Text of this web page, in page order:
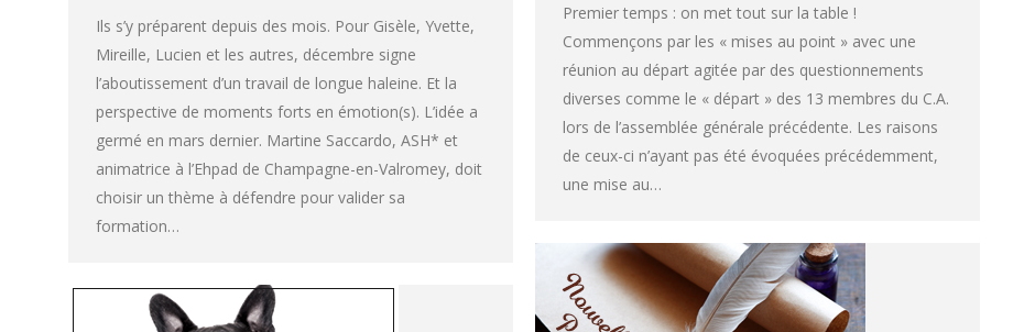
Ils s’y préparent depuis des mois. Pour Gisèle, Yvette,
Mireille, Lucien et les autres, décembre signe
l’aboutissement d’un travail de longue haleine. Et la
perspective de moments forts en émotion(s). L’idée a
germé en mars dernier. Martine Saccardo, ASH* et
animatrice à l’Ehpad de Champagne-en-Valromey, doit
choisir un thème à défendre pour valider sa
formation…
Premier temps : on met tout sur la table !
Commençons par les « mises au point » avec une
réunion au départ agitée par des questionnements
diverses comme le « départ » des 13 membres du C.A.
lors de l’assemblée générale précédente. Les raisons
de ceux-ci n’ayant pas été évoquées précédemment,
une mise au…